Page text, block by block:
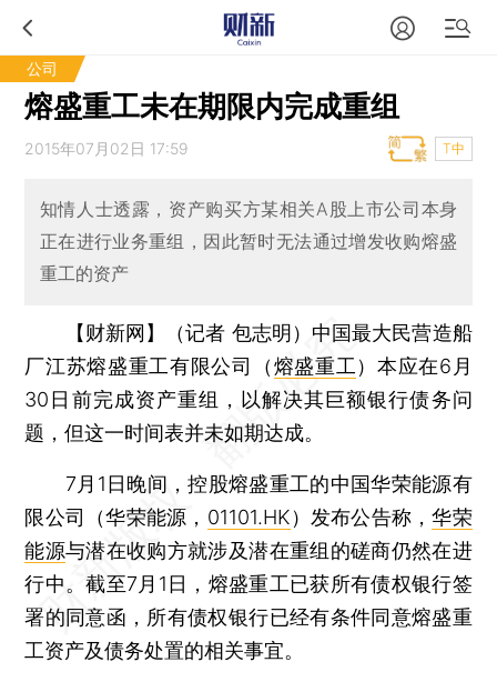
公司
熔盛重工未在期限内完成重组
2015年07月02日 17:59 T中
知情人士透露，资产购买方某相关A股上市公司本身
正在进行业务重组，因此暂时无法通过增发收购熔盛
重工的资产
【财新网】（记者 包志明） 中国最大民营造船
厂江苏熔盛重工有限公司（熔盛重工 ）本应在6月
30日前完成资产重组，以解决其巨额银行债务问
题，但这一时间表并未如期达成。
7月1日晚间，控股熔盛重工的中国华荣能源有
限公司（华荣能源， 01101.HK）发布公告称，华荣
能源与潜在收购方就涉及潜在重组的磋商仍然在进
行中。截至7月1日，熔盛重工已获所有债权银行签
署的同意函，所有债权银行已经有条件同意熔盛重
工资产及债务处置的相关事宜。